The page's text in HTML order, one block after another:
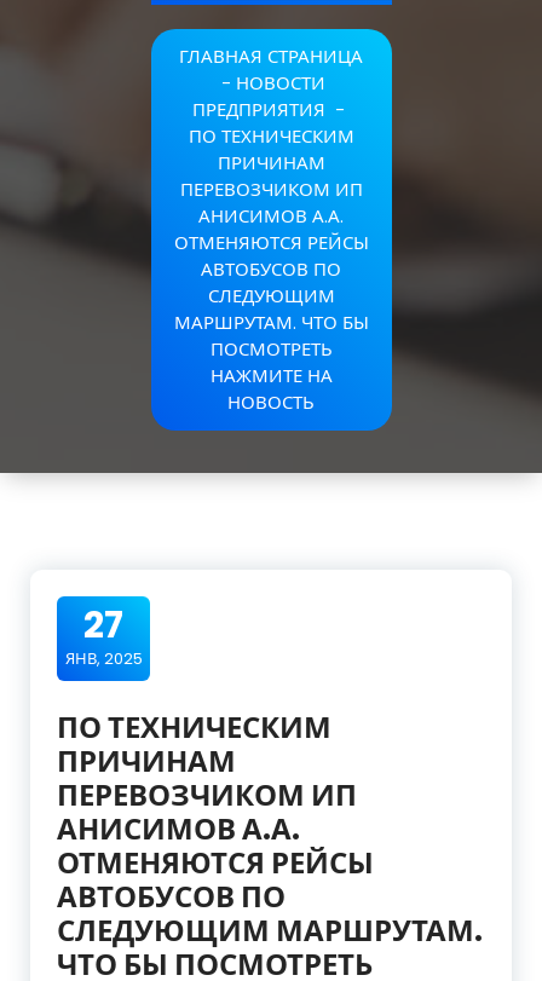
ГЛАВНАЯ СТРАНИЦА
- НОВОСТИ
ПРЕДПРИЯТИЯ -
ПО ТЕХНИЧЕСКИМ
ПРИЧИНАМ
ПЕРЕВОЗЧИКОМ ИП
АНИСИМОВ А.А.
ОТМЕНЯЮТСЯ РЕЙСЫ
АВТОБУСОВ ПО
СЛЕДУЮЩИМ
МАРШРУТАМ. ЧТО БЫ
ПОСМОТРЕТЬ
НАЖМИТЕ НА
НОВОСТЬ
27
ЯНВ, 2025
ПО ТЕХНИЧЕСКИМ
ПРИЧИНАМ
ПЕРЕВОЗЧИКОМ ИП
АНИСИМОВ А.А.
ОТМЕНЯЮТСЯ РЕЙСЫ
АВТОБУСОВ ПО
СЛЕДУЮЩИМ МАРШРУТАМ.
ЧТО БЫ ПОСМОТРЕТЬ